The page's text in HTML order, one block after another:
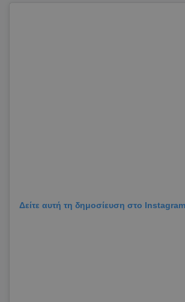
Δείτε αυτή τη δημοσίευση στο